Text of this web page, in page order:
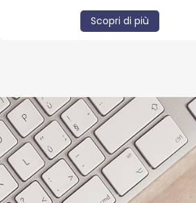
Scopri di più